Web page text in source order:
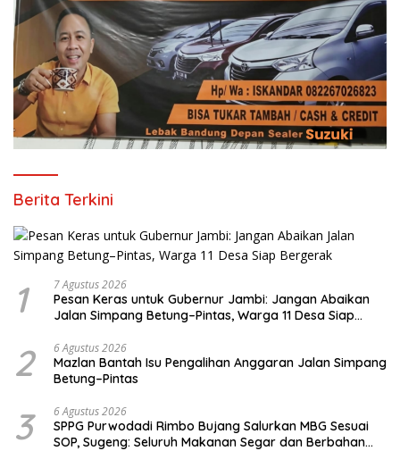
Berita Terkini
1 7 Agustus 2026
Pesan Keras untuk Gubernur Jambi: Jangan Abaikan
Jalan Simpang Betung–Pintas, Warga 11 Desa Siap
2 6 Agustus 2026
Mazlan Bantah Isu Pengalihan Anggaran Jalan Simpang
Betung–Pintas
3 6 Agustus 2026
SPPG Purwodadi Rimbo Bujang Salurkan MBG Sesuai
SOP, Sugeng: Seluruh Makanan Segar dan Berbahan